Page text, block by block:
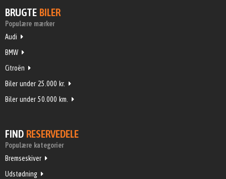
BRUGTE BILER
Populære mærker
Audi
BMW
Citroën
Biler under 25.000 kr.
Biler under 50.000 km.
FIND RESERVEDELE
Populære kategorier
Bremseskiver
Udstødning